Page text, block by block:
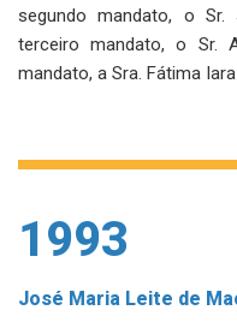
segundo mandato, o
terceiro mandato, o Sr.
mandato, a Sra. Fátima
1993
José Maria Leite de